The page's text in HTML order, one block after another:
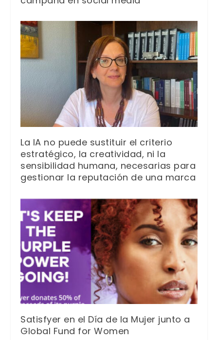
La IA no puede sustituir el criterio
estratégico, la creatividad, ni la
sensibilidad humana, necesarias para
gestionar la reputación de una marca
Satisfyer en el Día de la Mujer junto a
Global Fund for Women